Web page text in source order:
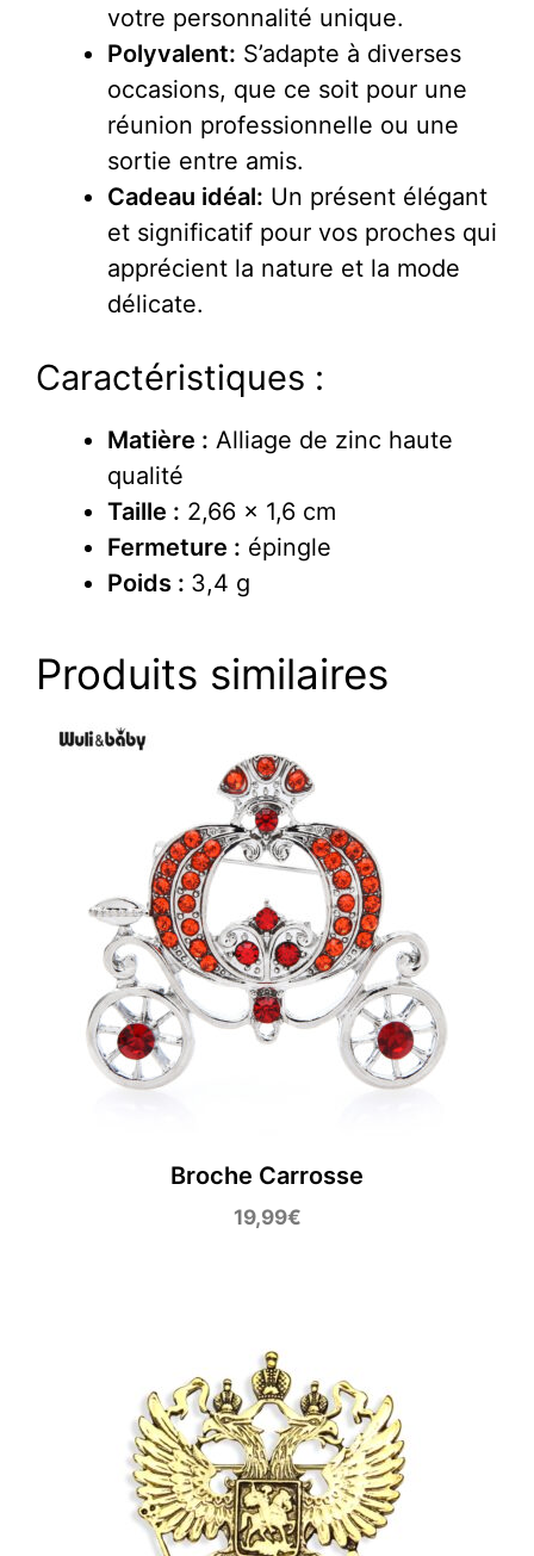
votre personnalité unique.
Polyvalent: S’adapte à diverses
occasions, que ce soit pour une
réunion professionnelle ou une
sortie entre amis.
Cadeau idéal: Un présent élégant
et significatif pour vos proches qui
apprécient la nature et la mode
délicate.
Caractéristiques :
Matière : Alliage de zinc haute
qualité
Taille : 2,66 x 1,6 cm
Fermeture : épingle
Poids : 3,4 g
Produits similaires
Broche Carrosse
19,99€